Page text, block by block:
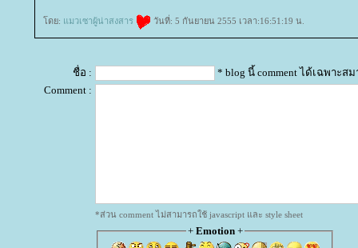
ดย: มวเซาผู้น่าสงสาร วันที่: 5 กันยายน 2555 เวลา:16:51:19 น.
ชื่อ :
* blog นี้ comment ได้เฉพาะส
Comment :
*ส่วน comment ไม่สามารถใช้ javascript และ style sheet
+ Emotion+